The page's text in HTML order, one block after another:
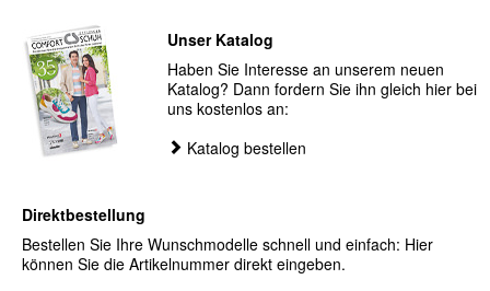
Unser Katalog
Haben Sie Interesse an unserem neuen
Katalog? Dann fordern Sie ihn gleich hier bei
uns kostenlos an:
Katalog bestellen
Direktbestellung
Bestellen Sie Ihre Wunschmodelle schnell und einfach: Hier
können Sie die Artikelnummer direkt eingeben.